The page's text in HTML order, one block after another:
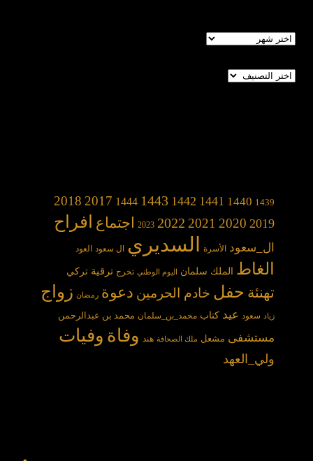
الأرشيف
تصنيفات
1439
1440
1441
1442
1443
1444
2017
2018
2019
2020
2021
2022
2023 اجتماع افراح
ال_سعود الأسرة السديري ال سعود العود
الغاط الملك سلمان اليوم الوطني تخرج ترقية تركي
تهنئة حفل خادم الحرمين دعوة رمضان زواج
زياد سعود عيد كتاب محمد_بن_سلمان محمد بن عبدالرحمن
مستشفى مشعل ملك الصحافة هند وفاة وفيات
ولي_العهد